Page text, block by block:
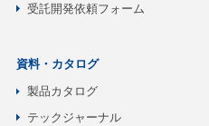
受託開発依頼フォーム
資料・カタログ
製品カタログ
テックジャーナル